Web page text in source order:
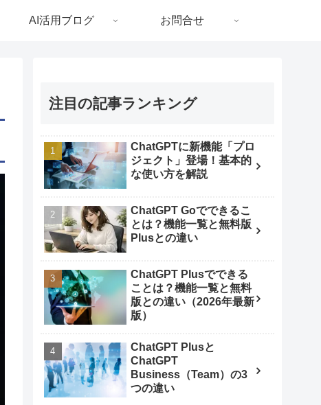
AI活用ブログ お問合せ
注目の記事ランキング
ChatGPTに新機能「プロ
ジェクト」登場！基本的
な使い方を解説
ChatGPT Goでできるこ
とは？機能一覧と無料版
Plusとの違い
ChatGPT Plusでできる
ことは？機能一覧と無料
版との違い（2026年最新
版）
ChatGPT Plusと
ChatGPT
Business（Team）の3
つの違い